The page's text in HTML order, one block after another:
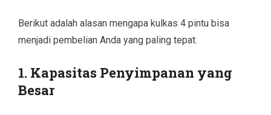
Berikut adalah alasan mengapa kulkas 4 pintu bisa
menjadi pembelian Anda yang paling tepat.
1. Kapasitas Penyimpanan yang
Besar